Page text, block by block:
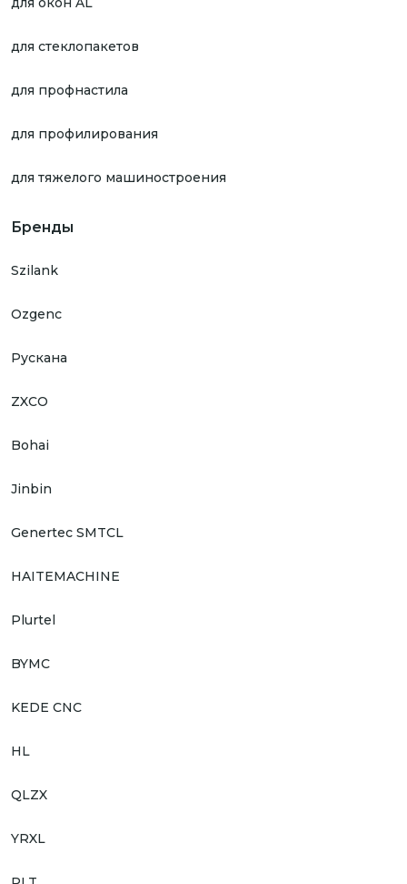
для стеклопакетов
для профнастила
для профилирования
для тяжелого машиностроения
Бренды
Szilank
Ozgenc
Рускана
ZXCO
Bohai
Jinbin
Genertec SMTCL
HAITEMACHINE
Plurtel
BYMC
KEDE CNC
HL
QLZX
YRXL